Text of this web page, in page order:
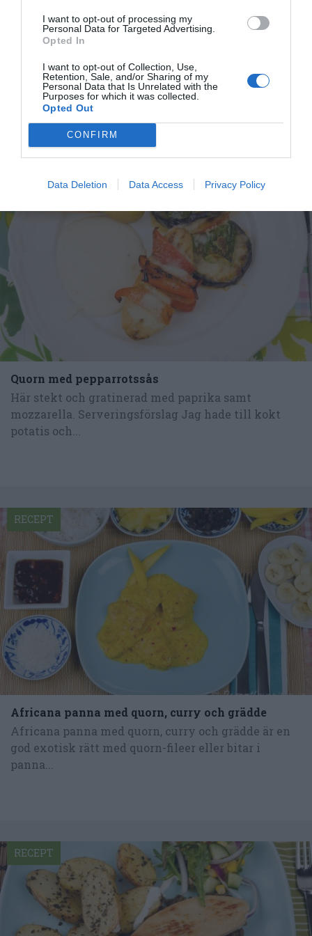
I want to opt-out of processing my
Personal Data for Targeted Advertising.
Opted In
I want to opt-out of Collection, Use,
Retention, Sale, and/or Sharing of my
Personal Data that Is Unrelated with the
Purposes for which it was collected.
Opted Out
CONFIRM
Data Deletion Data Access Privacy Policy
smaker - noviser som hemmakockar. Alla recept
har jag provlagat, skrivit och fotat så att du ska
om mig.
Tillbehör och liknande:
Quorn med pepparrotssås
Här stekt och gratinerad med paprika samt
mozzarella. Serveringsförslag Jag hade till kokt
potatis och...
RECEPT
Africana panna med quorn, curry och grädde
Africana panna med quorn, curry och grädde är en
god exotisk rätt med quorn-fileer eller bitar i
panna...
RECEPT
RECEPT